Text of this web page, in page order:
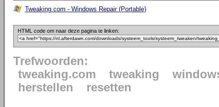
Tweaking.com - Windows Repair (Portable)
HTML code om naar deze pagina te linken:
Trefwoorden:
tweaking.com
tweaking
herstellen
resetten